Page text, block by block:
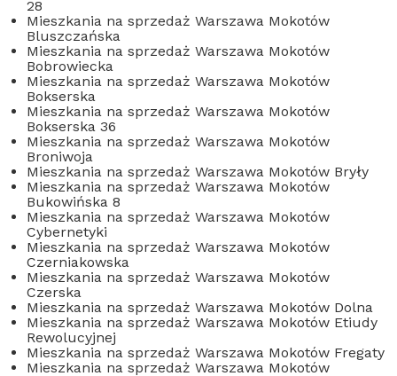
28
Mieszkania na sprzedaż Warszawa Mokotów
Bluszczańska
Mieszkania na sprzedaż Warszawa Mokotów
Bobrowiecka
Mieszkania na sprzedaż Warszawa Mokotów
Bokserska
Mieszkania na sprzedaż Warszawa Mokotów
Bokserska 36
Mieszkania na sprzedaż Warszawa Mokotów
Broniwoja
Mieszkania na sprzedaż Warszawa Mokotów Bryły
Mieszkania na sprzedaż Warszawa Mokotów
Bukowińska 8
Mieszkania na sprzedaż Warszawa Mokotów
Cybernetyki
Mieszkania na sprzedaż Warszawa Mokotów
Czerniakowska
Mieszkania na sprzedaż Warszawa Mokotów
Czerska
Mieszkania na sprzedaż Warszawa Mokotów Dolna
Mieszkania na sprzedaż Warszawa Mokotów Etiudy
Rewolucyjnej
Mieszkania na sprzedaż Warszawa Mokotów Fregaty
Mieszkania na sprzedaż Warszawa Mokotów